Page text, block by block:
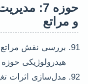
حوزه 7:
و مراتع
بررسی نقش مراتع
هیدرولوژیکی
مدل‌سازی اثرات